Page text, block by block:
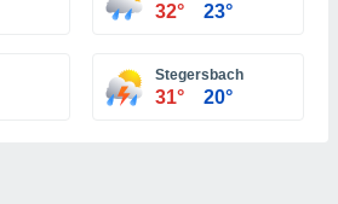
32° 23°
Stegersbach
31° 20°